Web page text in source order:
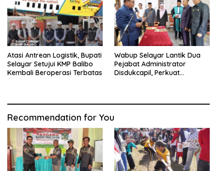
Atasi Antrean Logistik, Bupati
Selayar Setujui KMP Balibo
Kembali Beroperasi Terbatas
Wabup Selayar Lantik Dua
Pejabat Administrator
Disdukcapil, Perkuat
Recommendation for You